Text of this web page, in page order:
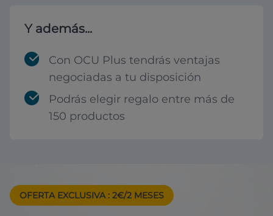
Y además...
Con OCU Plus tendrás ventajas
negociadas a tu disposición
Podrás elegir regalo entre más de
150 productos
OFERTA EXCLUSIVA : 2€/2 MESES